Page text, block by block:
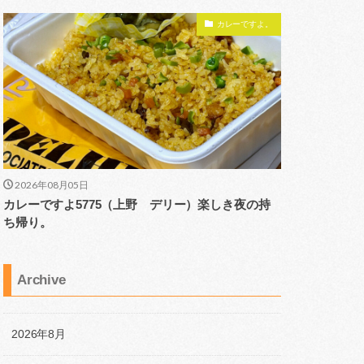
カレーですよ。
2026年08月05日
カレーですよ5775（上野 デリー）楽しき夜の持
ち帰り。
Archive
2026年8月